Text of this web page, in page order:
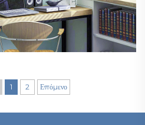
1 2 Επόμενο